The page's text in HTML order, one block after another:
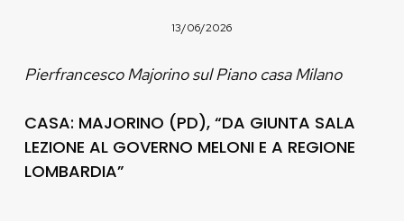
13/06/2026
Pierfrancesco Majorino sul Piano casa Milano
CASA: MAJORINO (PD), “DA GIUNTA SALA
LEZIONE AL GOVERNO MELONI E A REGIONE
LOMBARDIA”